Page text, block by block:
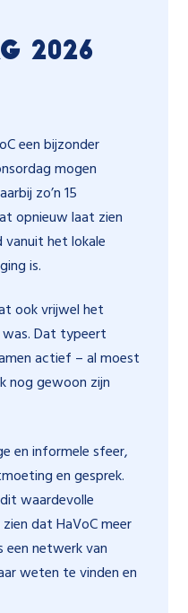
2026
een bijzonder
mogen
zo’n 15
opnieuw laat zien
het lokale
is.
ook vrijwel het
Dat typeert
actief – al moest
nog gewoon zijn
en informele sfeer,
en gesprek.
waardevolle
dat HaVoC meer
een netwerk van
weten te vinden en